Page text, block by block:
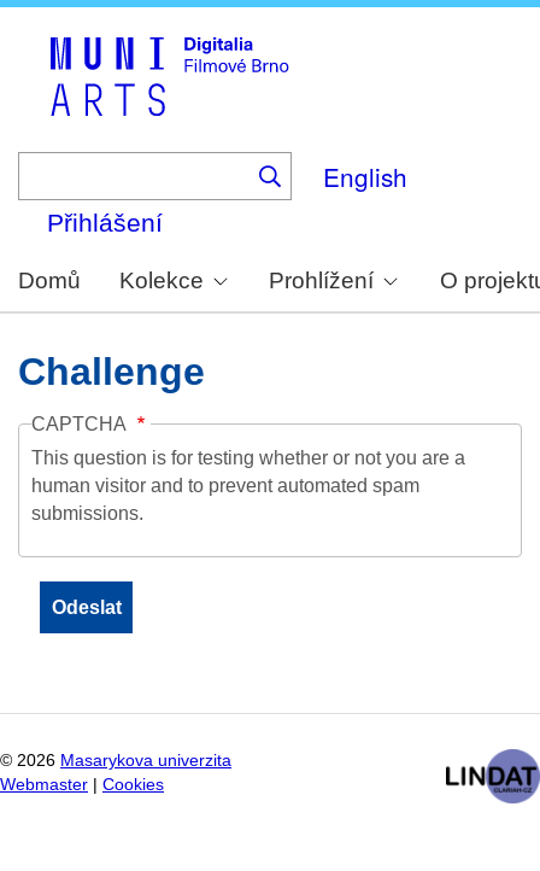
English
Přihlášení
Domů Kolekce Prohlížení O
Challenge
CAPTCHA
This question is for testing whether or not you are a
human visitor and to prevent automated spam
submissions.
© 2026 Masarykova univerzita
Webmaster
Cookies